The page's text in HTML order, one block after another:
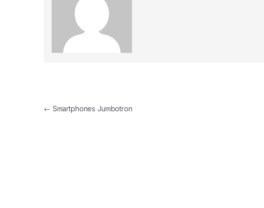
Navigation de l’article
← Smartphones Jumbotron